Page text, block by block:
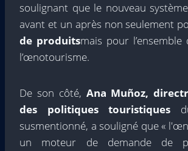
soulignant que le nouveau
avant et un après non seulement
de produitsmais pour
l’œnotourisme.
De son côté, Ana Muñoz,
des politiques touristiques
susmentionné, a souligné que «
un moteur de demande de